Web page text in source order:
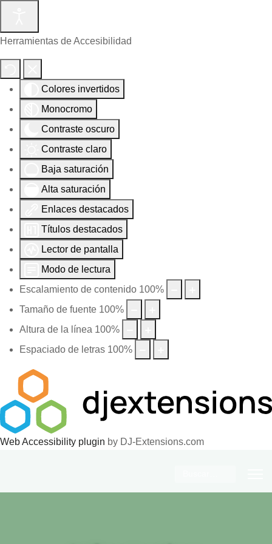
Herramientas de Accesibilidad
Colores invertidos
Monocromo
Contraste oscuro
Contraste claro
Baja saturación
Alta saturación
Enlaces destacados
Títulos destacados
Lector de pantalla
Modo de lectura
Escalamiento de contenido 100%
Tamaño de fuente 100%
Altura de la línea 100%
Espaciado de letras 100%
Web Accessibility plugin by DJ-Extensions.com